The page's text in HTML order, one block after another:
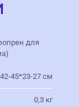
для
45*23-27 см
0,3 кг